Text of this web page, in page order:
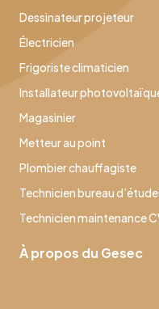
Dessinateur projeteur
Électricien
Frigoriste climaticien
Installateur
Magasinier
Metteur au point
Plombier chauffagiste
Technicien bureau
Technicien maintenance
À propos du Gesec